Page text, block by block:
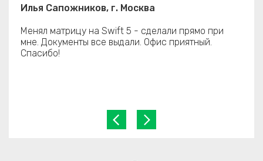
Илья Сапожников, г. Москва
Менял матрицу на Swift 5 - сделали прямо при
мне. Документы все выдали. Офис приятный.
Спасибо!